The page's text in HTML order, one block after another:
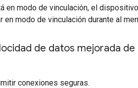
en modo de vinculación, el
en modo de vinculación durante al
de datos mejorada
conexiones seguras.